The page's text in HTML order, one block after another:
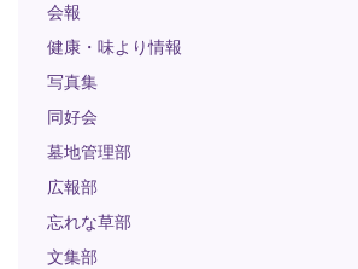
会報
健康・味より情報
写真集
同好会
墓地管理部
広報部
忘れな草部
文集部